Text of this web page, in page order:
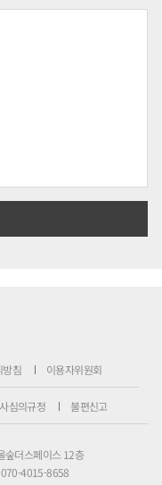
방침 이용자위원회
심의규정 불편신고
숲더스페이스 12층
070-4015-8658